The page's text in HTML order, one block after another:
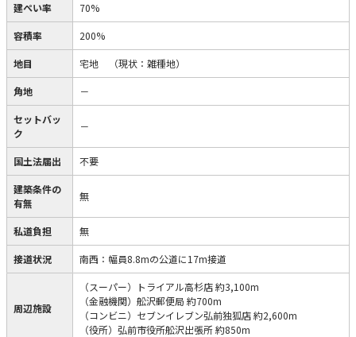
建ぺい率 70%
容積率 200%
地目 宅地 （現状：雑種地）
角地 －
セットバッ
ク
－
国土法届出 不要
建築条件の
有無
無
私道負担 無
接道状況 南西：幅員8.8mの公道に17m接道
周辺施設
（スーパー）トライアル高杉店 約3,100m
（金融機関）舩沢郵便局 約700m
（コンビニ）セブンイレブン弘前独狐店 約2,600m
（役所）弘前市役所舩沢出張所 約850m